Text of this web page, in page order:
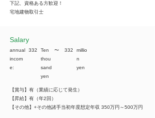
下記、資格ある方歓迎！
宅地建物取引士
​Salary
annual
incom
e:
332
Ten
thou
sand
yen
​〜 332
millio
n
yen
【賞与】有（業績に応じて発生）
【昇給】有（年2回）
【その他】+その他諸手当初年度想定年収 350万円～500万円